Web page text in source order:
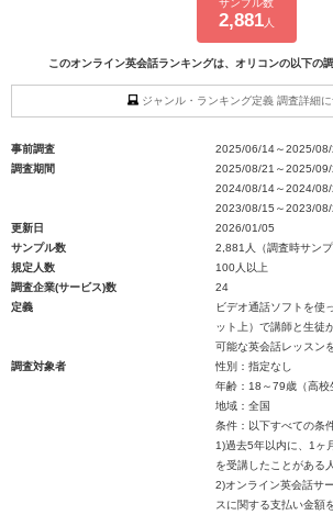
サンプル数
2,881人
このオンライン英会話ランキングは、オリコンの以下の
ジャンル・ランキング定義 調査詳細
事前調査
2025/06/14～2025/
調査期間
2025/08/21～2025/09/
2024/08/14～2024/08/
2023/08/15～2023/08/
更新日
2026/01/05
サンプル数
2,881人（調査時サンプ
規定人数
100人以上
調査企業(サービス)数
24
定義
ビデオ通話ソフトを使
ット上）で講師と生徒
可能な英会話レッスン
調査対象者
性別：指定なし
年齢：18～79歳（高校
地域：全国
条件：以下すべての条
1)過去5年以内に、1ヶ
を受講したことがある人
2)オンライン英会話サ
スに関する支払い金額